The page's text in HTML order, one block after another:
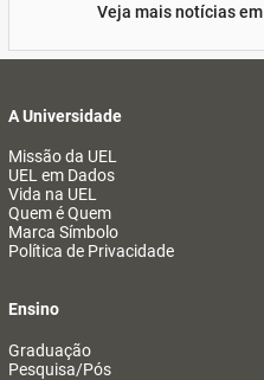
Veja mais notícias em
A Universidade
Missão da UEL
UEL em Dados
Vida na UEL
Quem é Quem
Marca Símbolo
Política de Privacidade
Ensino
Graduação
Pesquisa/Pós